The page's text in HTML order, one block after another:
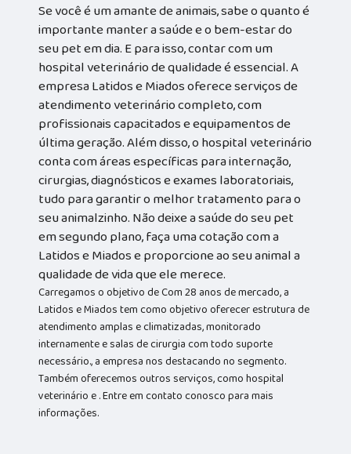
Se você é um amante de animais, sabe o quanto é
importante manter a saúde e o bem-estar do
seu pet em dia. E para isso, contar com um
hospital veterinário de qualidade é essencial. A
empresa Latidos e Miados oferece serviços de
atendimento veterinário completo, com
profissionais capacitados e equipamentos de
última geração. Além disso, o hospital veterinário
conta com áreas específicas para internação,
cirurgias, diagnósticos e exames laboratoriais,
tudo para garantir o melhor tratamento para o
seu animalzinho. Não deixe a saúde do seu pet
em segundo plano, faça uma cotação com a
Latidos e Miados e proporcione ao seu animal a
qualidade de vida que ele merece.
Carregamos o objetivo de Com 28 anos de mercado, a
Latidos e Miados tem como objetivo oferecer estrutura de
atendimento amplas e climatizadas, monitorado
internamente e salas de cirurgia com todo suporte
necessário., a empresa nos destacando no segmento.
Também oferecemos outros serviços, como hospital
veterinário e . Entre em contato conosco para mais
informações.